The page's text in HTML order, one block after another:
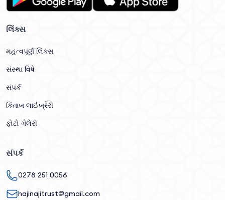
લિંક્સ
મહત્વપૂર્ણ લિંક્સ
સંસ્થા વિષે
સંપર્ક
કિતાબ લાઈબ્રેરી
ફોટો ગેલેરી
સંપર્ક
0278 251 0056
hajinajitrust@gmail.com